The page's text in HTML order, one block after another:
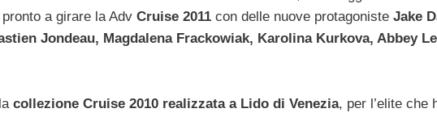
a girare la Adv Cruise 2011 con delle nuove protagoniste Jake
Jondeau, Magdalena Frackowiak, Karolina Kurkova, Abbey
collezione Cruise 2010 realizzata a Lido di Venezia, per l’elite che